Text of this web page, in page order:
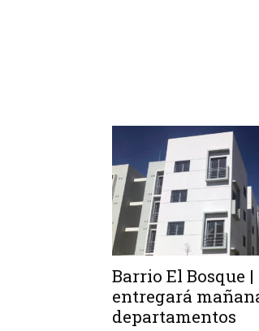
Barrio El Bosque
entregará
departamentos